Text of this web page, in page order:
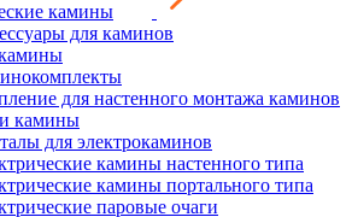
камины
для каминов
для настенного монтажа каминов
камины
для электрокаминов
камины настенного типа
камины портального типа
паровые очаги